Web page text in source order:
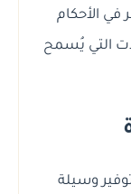
في الأحكام
التي يُسمح
وسيلة